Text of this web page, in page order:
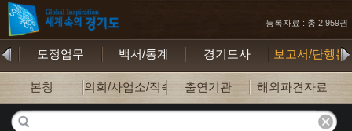
등록자료 : 총 2,959권
도정업무 백서/통계 경기도사 보고서/단행본
본청 의회/사업소/직속기관출연기관 해외파견자료